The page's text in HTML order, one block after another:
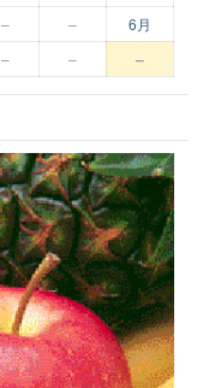
– –
6月
– – –